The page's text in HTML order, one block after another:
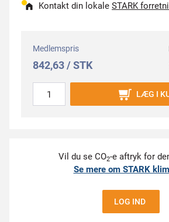
Kontakt din lokale STARK
Medlemspris
842,63 / STK
LÆG I
Vil du se CO2-e aftryk for
Se mere om STARK
LOG IND